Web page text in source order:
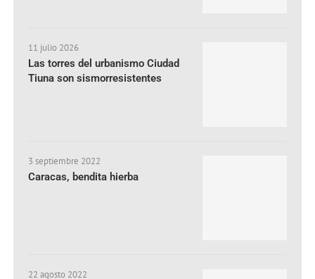
11 julio 2026
Las torres del urbanismo Ciudad
Tiuna son sismorresistentes
3 septiembre 2022
Caracas, bendita hierba
22 agosto 2022